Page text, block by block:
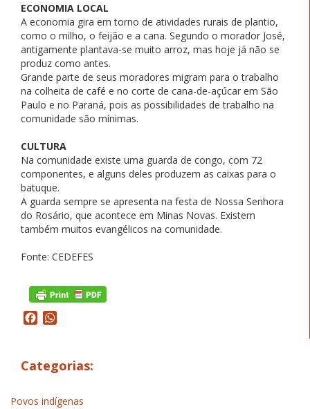
ECONOMIA LOCAL
A economia gira em torno de atividades rurais de plantio,
como o milho, o feijão e a cana. Segundo o morador José,
antigamente plantava-se muito arroz, mas hoje já não se
produz como antes.
Grande parte de seus moradores migram para o trabalho
na colheita de café e no corte de cana-de-açúcar em São
Paulo e no Paraná, pois as possibilidades de trabalho na
comunidade são mínimas.
CULTURA
Na comunidade existe uma guarda de congo, com 72
componentes, e alguns deles produzem as caixas para o
batuque.
A guarda sempre se apresenta na festa de Nossa Senhora
do Rosário, que acontece em Minas Novas. Existem
também muitos evangélicos na comunidade.
Fonte: CEDEFES
Facebook
Categorias:
Povos indígenas